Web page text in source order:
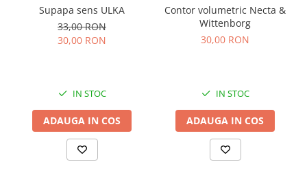
Supapa sens ULKA
33,00 RON
30,00 RON
IN STOC
ADAUGA IN COS
Contor volumetric Necta &
Wittenborg
30,00 RON
IN STOC
ADAUGA IN COS